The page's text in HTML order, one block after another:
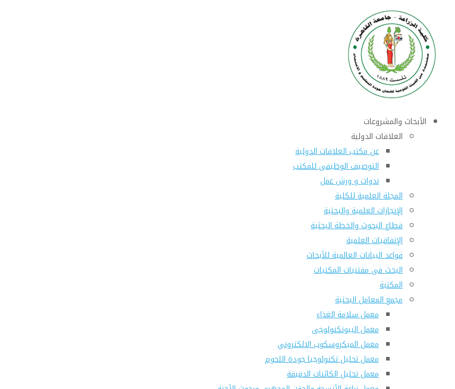
الأبحاث والمشروعات
العلاقات الدولية
عن مكتب العلاقات الدولية
التوصيف الوظيفى للمكتب
ندوات و ورش عمل
المجلة العلمية للكلية
الإنجازات العلمية والبحثية
قطاع البحوث والخطة البحثية
الإتفاقيات العلمية
قواعد البيانات العالمية للأبحاث
البحث فى مقتنيات المكتبات
المكتبة
مجمع المعامل البحثية
معمل سلامة الغذاء
معمل البيوتكنولوجى
معمل الميكروسكوب الالكتروني
معمل تحليل تكنولوجيا جودة اللحوم
معمل تحليل الكائنات الدقيقة